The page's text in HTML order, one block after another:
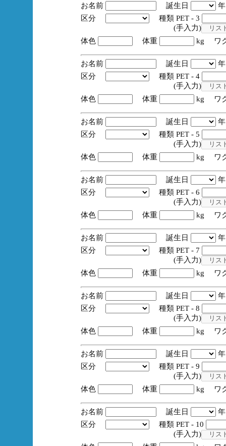
お名前 誕生日
区分
種類 PET - 3
(手入力)
体色
体重 kg ワ
お名前 誕生日
区分
種類 PET - 4
(手入力)
体色
体重 kg ワ
お名前 誕生日
区分
種類 PET - 5
(手入力)
体色
体重 kg ワ
お名前 誕生日
区分
種類 PET - 6
(手入力)
体色
体重 kg ワ
お名前 誕生日
区分
種類 PET - 7
(手入力)
体色
体重 kg ワ
お名前 誕生日
区分
種類 PET - 8
(手入力)
体色
体重 kg ワ
お名前 誕生日
区分
種類 PET - 9
(手入力)
体色
体重 kg ワ
お名前 誕生日
区分
種類 PET - 10
(手入力)